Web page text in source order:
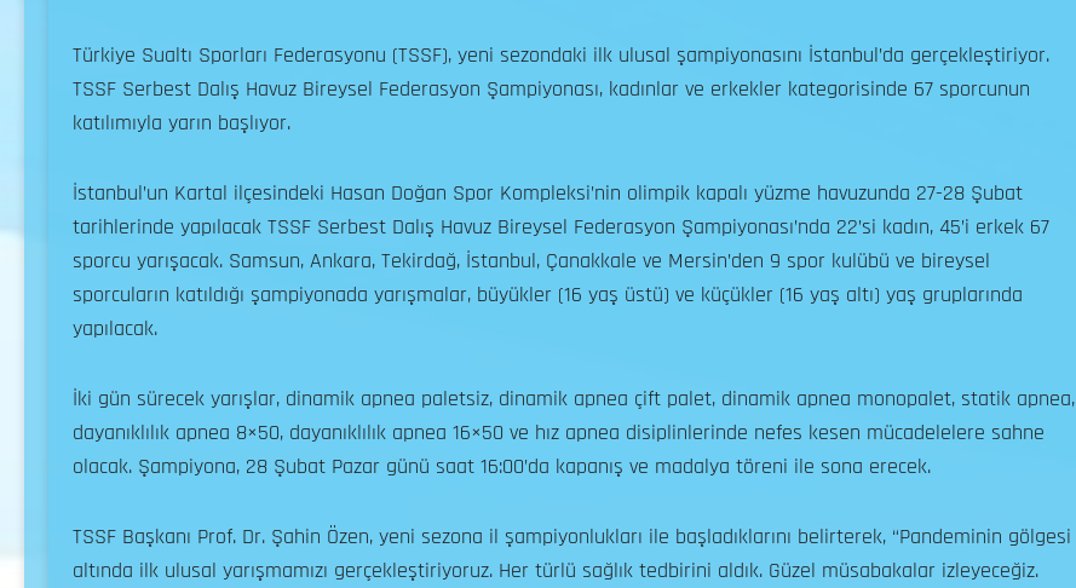
Türkiye Sualtı Sporları Federasyonu (TSSF), yeni sezondaki ilk ulusal şampiyonasını İstanbul’da gerçekleştiriyor.
TSSF Serbest Dalış Havuz Bireysel Federasyon Şampiyonası, kadınlar ve erkekler kategorisinde 67 sporcunun
katılımıyla yarın başlıyor.
İstanbul’un Kartal ilçesindeki Hasan Doğan Spor Kompleksi’nin olimpik kapalı yüzme havuzunda 27-28 Şubat
tarihlerinde yapılacak TSSF Serbest Dalış Havuz Bireysel Federasyon Şampiyonası’nda 22’si kadın, 45’i erkek 67
sporcu yarışacak. Samsun, Ankara, Tekirdağ, İstanbul, Çanakkale ve Mersin’den 9 spor kulübü ve bireysel
sporcuların katıldığı şampiyonada yarışmalar, büyükler (16 yaş üstü) ve küçükler (16 yaş altı) yaş gruplarında
yapılacak.
İki gün sürecek yarışlar, dinamik apnea paletsiz, dinamik apnea çift palet, dinamik apnea monopalet, statik apnea,
dayanıklılık apnea 8×50, dayanıklılık apnea 16×50 ve hız apnea disiplinlerinde nefes kesen mücadelelere sahne
olacak. Şampiyona, 28 Şubat Pazar günü saat 16:00’da kapanış ve madalya töreni ile sona erecek.
TSSF Başkanı Prof. Dr. Şahin Özen, yeni sezona il şampiyonlukları ile başladıklarını belirterek, “Pandeminin gölgesi
altında ilk ulusal yarışmamızı gerçekleştiriyoruz. Her türlü sağlık tedbirini aldık. Güzel müsabakalar izleyeceğiz.